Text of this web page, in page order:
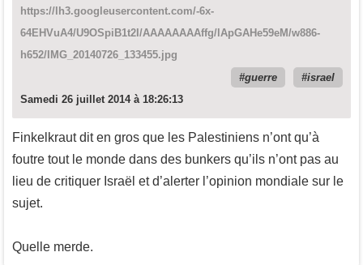
https://lh3.googleusercontent.com/-6x-
64EHVuA4/U9OSpiB1t2I/AAAAAAAAffg/lApGAHe59eM/w886-
h652/IMG_20140726_133455.jpg
guerre
israel
Samedi 26 juillet 2014 à 18:26:13
Finkelkraut dit en gros que les Palestiniens n’ont qu’à
foutre tout le monde dans des bunkers qu’ils n’ont pas au
lieu de critiquer Israël et d’alerter l’opinion mondiale sur le
sujet.
Quelle merde.